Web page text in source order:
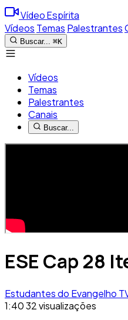
Vídeo Espírita
Vídeos Temas Palestrantes
Buscar... ⌘K
Vídeos
Temas
Palestrantes
Canais
Buscar...
ESE Cap 28
Estudantes do Evangelho
1:4032 visualizações